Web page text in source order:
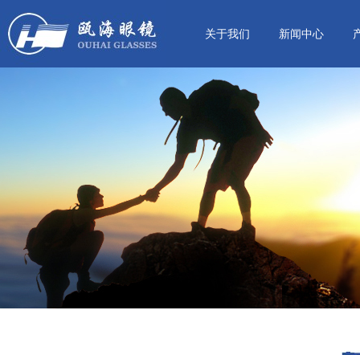
关于我们 新闻中心